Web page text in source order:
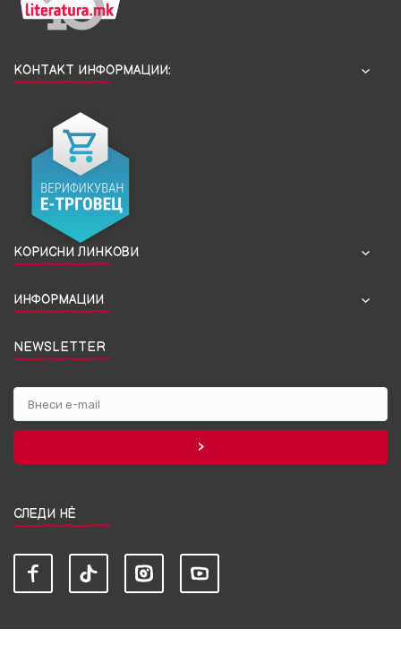
КОНТАКТ ИНФОРМАЦИИ:
КОРИСНИ ЛИНКОВИ
ИНФОРМАЦИИ
NEWSLETTER
СЛЕДИ НЀ